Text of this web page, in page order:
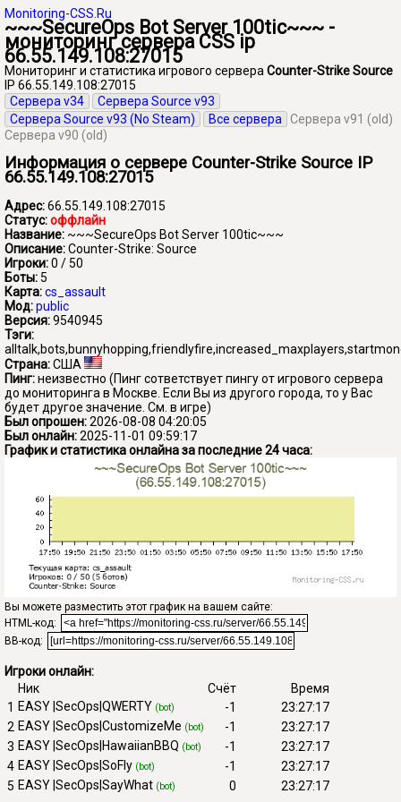
Monitoring-CSS.Ru
~~~SecureOps Bot Server 100tic~~~ -
мониторинг сервера CSS ip
66.55.149.108:27015
Мониторинг и статистика игрового сервера Counter-Strike Source
IP 66.55.149.108:27015
Сервера v34
Сервера Source v93
Сервера Source v93 (No Steam)
Все сервера
Сервера v91 (old)
Сервера v90 (old)
Информация о сервере Counter-Strike Source IP
66.55.149.108:27015
Адрес:66.55.149.108:27015
Статус:оффлайн
Название: ~~~SecureOps Bot Server 100tic~~~
Описание:Counter-Strike: Source
Игроки:0 / 50
Боты: 5
Карта:cs_assault
Мод:public
Версия:9540945
Тэги:
Страна:США
Пинг:неизвестно (Пинг сответствует пингу от игрового сервера
до мониторинга в Москве. Если Вы из другого города, то у Вас
будет другое значение. См. в игре)
Был опрошен:2026-08-08 04:20:05
Был онлайн:2025-11-01 09:59:17
График и статистика онлайна за последние 24 часа:
Вы можете разместить этот график на вашем сайте:
HTML-код:
BB-код:
Игроки онлайн:
Ник
Счёт
Время
1 EASY |SecOps|QWERTY (bot) -1
23:27:17
2 EASY |SecOps|CustomizeMe (bot) -1
23:27:17
3 EASY |SecOps|HawaiianBBQ (bot) -1
23:27:17
4 EASY |SecOps|SoFly (bot) -1
23:27:17
5 EASY |SecOps|SayWhat (bot) 0 23:27:17